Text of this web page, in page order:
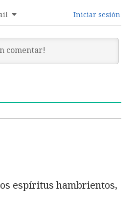
Iniciar sesión
espíritus hambrientos,